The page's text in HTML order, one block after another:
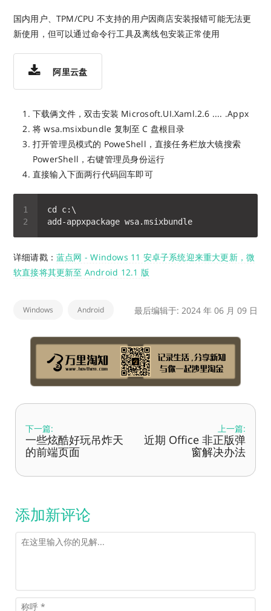
国内用户、TPM/CPU 不支持的用户因商店安装报错可能无法更
新使用，但可以通过命令行工具及离线包安装正常使用
阿里云盘
下载俩文件，双击安装 Microsoft.UI.Xaml.2.6 .... .Appx
将 wsa.msixbundle 复制至 C 盘根目录
打开管理员模式的 PoweShell，直接任务栏放大镜搜索
PowerShell，右键管理员身份运行
直接输入下面两行代码回车即可
详细请戳：蓝点网 - Windows 11 安卓子系统迎来重大更新，微
软直接将其更新至 Android 12.1 版
Windows Android 最后编辑于: 2024 年 06 月 09 日
下一篇:
一些炫酷好玩吊炸天
的前端页面
上一篇:
近期 Office 非正版弹
窗解决办法
添加新评论